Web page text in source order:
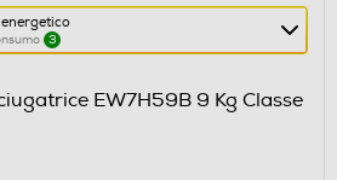
3
EW7H59B 9 Kg Classe